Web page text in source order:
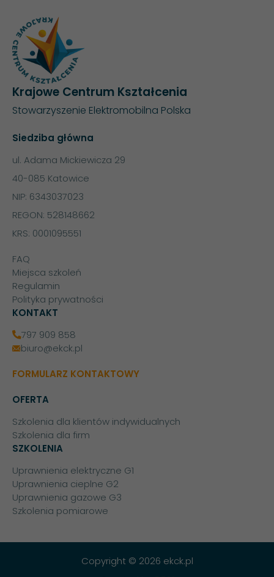
Krajowe Centrum Kształcenia
Stowarzyszenie Elektromobilna Polska
Siedziba główna
ul. Adama Mickiewicza 29
40-085 Katowice
NIP: 6343037023
REGON: 528148662
KRS: 0001095551
FAQ
Miejsca szkoleń
Regulamin
Polityka prywatności
KONTAKT
797 909 858
biuro@ekck.pl
FORMULARZ KONTAKTOWY
OFERTA
Szkolenia dla klientów indywidualnych
Szkolenia dla firm
SZKOLENIA
Uprawnienia elektryczne G1
Uprawnienia cieplne G2
Uprawnienia gazowe G3
Szkolenia pomiarowe
Copyright © 2026 ekck.pl